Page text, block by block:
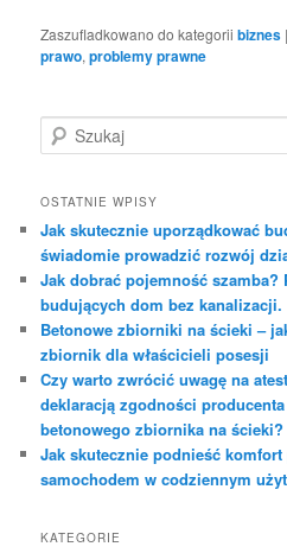
Zaszufladkowano do kategorii biznes
prawo,problemy prawne
z
k
j
OSTATNIE WPISY
Jak skutecznie uporządkować
świadomie prowadzić rozwój
Jak dobrać pojemność
budujących dom bez kanalizacji.
Betonowe zbiorniki na ścieki –
zbiornik dla właścicieli posesji
Czy warto zwrócić uwagę na
deklaracją zgodności
betonowego zbiornika na ścieki?
Jak skutecznie podnieść
samochodem w codziennym
KATEGORIE